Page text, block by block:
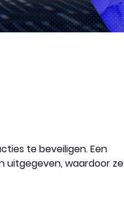
te beveiligen. Een
uitgegeven, waardoor ze